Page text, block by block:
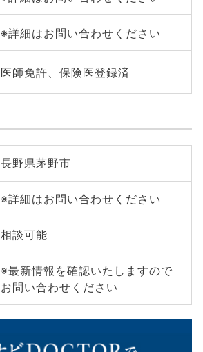
※詳細はお問い合わせください
医師免許、保険医登録済
長野県茅野市
※詳細はお問い合わせください
相談可能
※最新情報を確認いたしますので
お問い合わせください